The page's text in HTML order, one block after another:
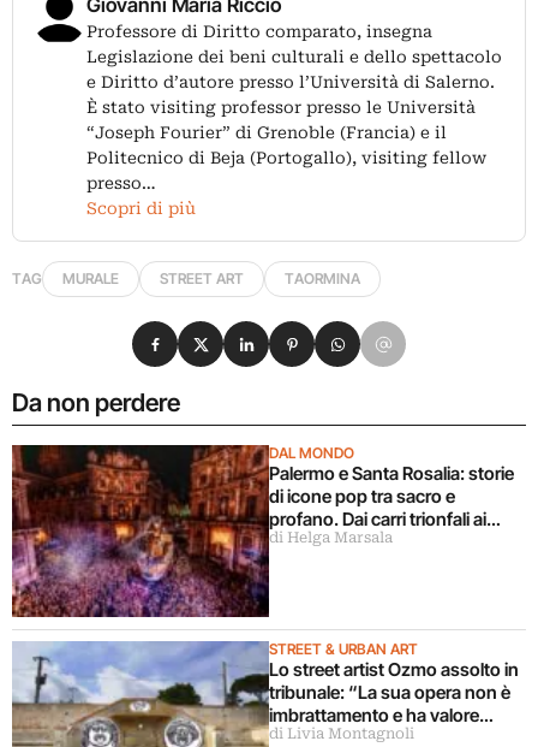
Giovanni Maria Riccio
Professore di Diritto comparato, insegna
Legislazione dei beni culturali e dello spettacolo
e Diritto d’autore presso l’Università di Salerno.
È stato visiting professor presso le Università
“Joseph Fourier” di Grenoble (Francia) e il
Politecnico di Beja (Portogallo), visiting fellow
presso…
Scopri di più
TAG MURALE STREET ART TAORMINA
Da non perdere
DAL MONDO
Palermo e Santa Rosalia: storie
di icone pop tra sacro e
profano. Dai carri trionfali ai
murales
di Helga Marsala
STREET & URBAN ART
Lo street artist Ozmo assolto in
tribunale: “La sua opera non è
imbrattamento e ha valore
culturale” (ma nel frattempo è
di Livia Montagnoli
Condividi su Facebook
Condividi su X
Condividi su LinkedIn
Condividi su Pinterest
Condividi su WhatsApp
Condividi su Email